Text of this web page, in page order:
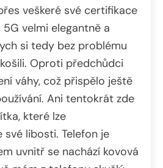
veškeré své certifikace
5G velmi elegantně a
si tedy bez problému
Oproti předchůdci
váhy, což přispělo ještě
Ani tentokrát zde
které lze
libosti. Telefon je
uvnitř se nachází kovová